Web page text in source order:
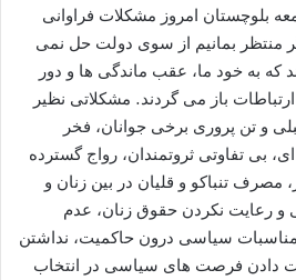
بلوچستان امروز مشکلات فراوانی
منتظر بمانیم از سوی دولت حل نمی
به خود ما، عقب ماندگی ها و دور
باز می گردند. مشکلاتی نظیر
و تن پروری برخی جوانان، فخر
بی تفاوتی ثروتمندان، رواج گسترده
تنباکو و قلیان در بین زنان و
و رعایت نکردن حقوق زنان، عدم
سیاسی درون حاکمیت، نداشتن
دادن فرصت های سیاسی در انتخاب